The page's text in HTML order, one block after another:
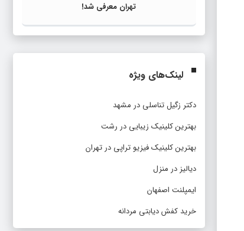
تهران معرفی شد!
لینک‌های ویژه
دکتر زگیل تناسلی در مشهد
بهترین کلینیک زیبایی در رشت
بهترین کلینیک فیزیو تراپی در تهران
دیالیز در منزل
ایمپلنت اصفهان
خرید کفش دیابتی مردانه